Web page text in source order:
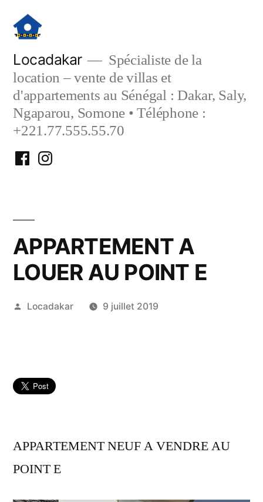
contenu
Locadakar
Spécialiste de la
location – vente de villas et
d'appartements au Sénégal : Dakar, Saly,
Ngaparou, Somone • Téléphone :
+221.77.555.55.70
FacebookInstagram
APPARTEMENT A
LOUER AU POINT E
Publié
Locadakar 9 juillet 2019
APPARTEMENT NEUF A VENDRE AU
POINT E